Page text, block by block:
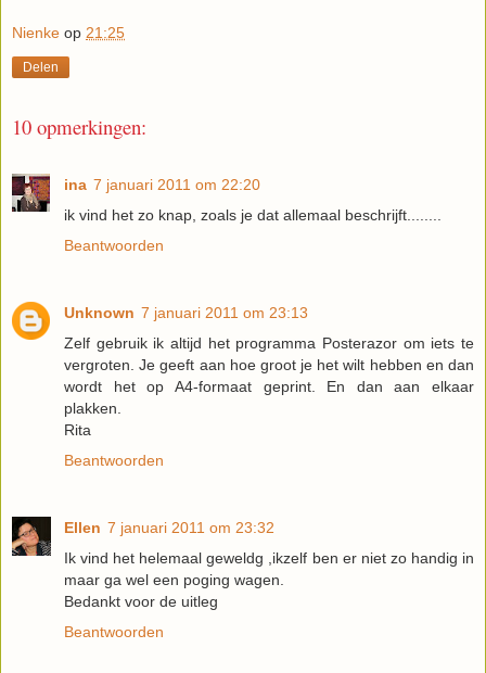
Nienke op 21:25
Delen
10 opmerkingen:
ina 7 januari 2011 om 22:20
ik vind het zo knap, zoals je dat allemaal beschrijft........
Beantwoorden
Unknown 7 januari 2011 om 23:13
Zelf gebruik ik altijd het programma Posterazor om iets te
vergroten. Je geeft aan hoe groot je het wilt hebben en dan
wordt het op A4-formaat geprint. En dan aan elkaar
plakken.
Rita
Beantwoorden
Ellen 7 januari 2011 om 23:32
Ik vind het helemaal geweldg ,ikzelf ben er niet zo handig in
maar ga wel een poging wagen.
Bedankt voor de uitleg
Beantwoorden